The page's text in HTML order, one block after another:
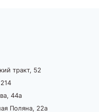
тракт, 52
44а
Поляна, 22а